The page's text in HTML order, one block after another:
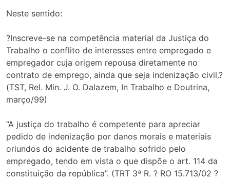
Neste sentido:
?Inscreve-se na competência material da Justiça do
Trabalho o conflito de interesses entre empregado e
empregador cuja origem repousa diretamente no
contrato de emprego, ainda que seja indenização civil.?
(TST, Rel. Min. J. O. Dalazem, In Trabalho e Doutrina,
março/99)
“A justiça do trabalho é competente para apreciar
pedido de indenização por danos morais e materiais
oriundos do acidente de trabalho sofrido pelo
empregado, tendo em vista o que dispõe o art. 114 da
constituição da república”. (TRT 3ª R. ? RO 15.713/02 ?